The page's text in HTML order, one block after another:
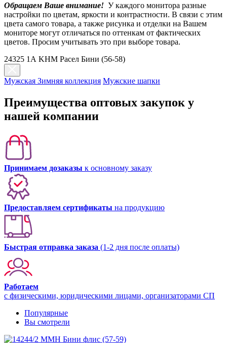
Обращаем Ваше внимание! У каждого монитора разные
настройки по цветам, яркости и контрастности. В связи с этим
цвета самого товара, а также рисунка и отделки на Вашем
мониторе могут отличаться по оттенкам от фактических
цветов. Просим учитывать это при выборе товара.
24325 1А KHM Расел Бини (56-58)
Мужская Зимняя коллекция Мужские шапки
Преимущества оптовых закупок у
нашей компании
Принимаем дозаказы к основному заказу
Предоставляем сертификаты на продукцию
Быстрая отправка заказа (1-2 дня после оплаты)
Работаем
с физическими, юридическими лицами, организаторами СП
Популярные
Вы смотрели